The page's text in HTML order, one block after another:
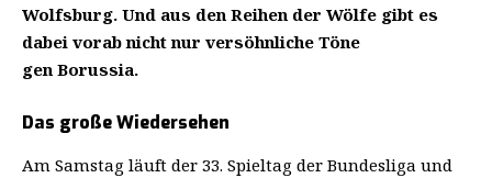
Wolfsburg. Und aus den Reihen der Wölfe gibt es
dabei vorab nicht nur versöhnliche Töne
gen Borussia.
Das große Wiedersehen
Am Samstag läuft der 33. Spieltag der Bundesliga und